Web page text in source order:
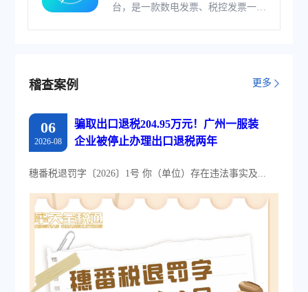
台，是一款数电发票、税控发票一体
稽查案例 更多
06
2026-08
骗取出口退税204.95万元！广州一服装
企业被停止办理出口退税两年
穗番税退罚字〔2026〕1号 你（单位）存在违法事实及...